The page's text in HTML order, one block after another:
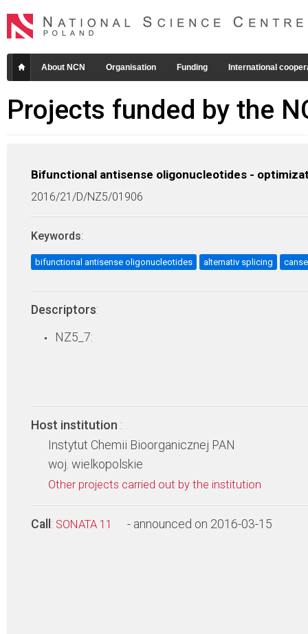
About NCN Organisation Funding International
Projects funded by the
Bifunctional antisense oligonucleotides -
2016/21/D/NZ5/01906
Keywords:
bifunctional antisense oligonucleotides alternativ splicing
Descriptors:
NZ5_7:
Host institution :
Instytut Chemii Bioorganicznej PAN
woj. wielkopolskie
Other projects carried out by the institution
Call : SONATA 11 - announced on 2016-03-15